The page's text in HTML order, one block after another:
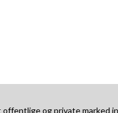
og private marked